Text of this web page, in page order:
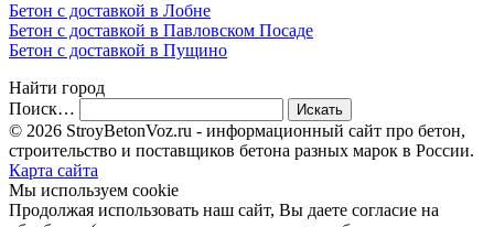
Бетон с доставкой в Лобне
Бетон с доставкой в Павловском Посаде
Бетон с доставкой в Пущино
Найти город
Поиск…
© 2026 StroyBetonVoz.ru - информационный сайт про бетон,
строительство и поставщиков бетона разных марок в России.
Карта сайта
Мы используем cookie
Продолжая использовать наш cайт, Вы даете согласие на